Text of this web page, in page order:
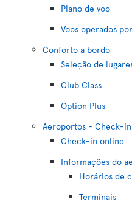
Plano de voo
Voos operados
Conforto a bordo
Seleção de
Club Class
Option Plus
Aeroportos - Check-in
Check-in online
Informações do
Horários de
Terminais